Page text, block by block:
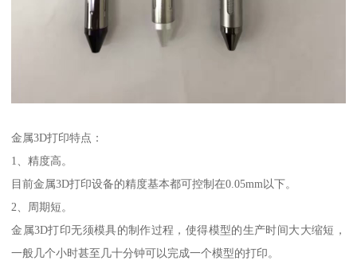
金属3D打印特点：
1、精度高。
目前金属3D打印设备的精度基本都可控制在0.05mm以下。
2、周期短。
金属3D打印无须模具的制作过程，使得模型的生产时间大大缩短，
一般几个小时甚至几十分钟可以完成一个模型的打印。